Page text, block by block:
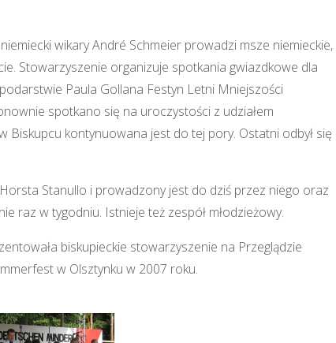
wikary André Schmeier prowadzi msze niemieckie,
Stowarzyszenie organizuje spotkania gwiazdkowe dla
Paula Gollana Festyn Letni Mniejszości
spotkano się na uroczystości z udziałem
kontynuowana jest do tej pory. Ostatni odbył się
Stanullo i prowadzony jest do dziś przez niego oraz
raz w tygodniu. Istnieje też zespół młodzieżowy.
biskupieckie stowarzyszenie na Przeglądzie
w Olsztynku w 2007 roku.